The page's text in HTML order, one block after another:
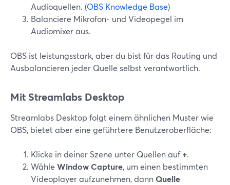
Audioquellen. (OBS Knowledge Base)
Balanciere Mikrofon- und Videopegel im
Audiomixer aus.
OBS ist leistungsstark, aber du bist für das Routing und
Ausbalancieren jeder Quelle selbst verantwortlich.
Mit Streamlabs Desktop
Streamlabs Desktop folgt einem ähnlichen Muster wie
OBS, bietet aber eine geführtere Benutzeroberfläche:
Klicke in deiner Szene unter Quellen auf+.
Wähle Window Capture, um einen bestimmten
Videoplayer aufzunehmen, dannQuelle